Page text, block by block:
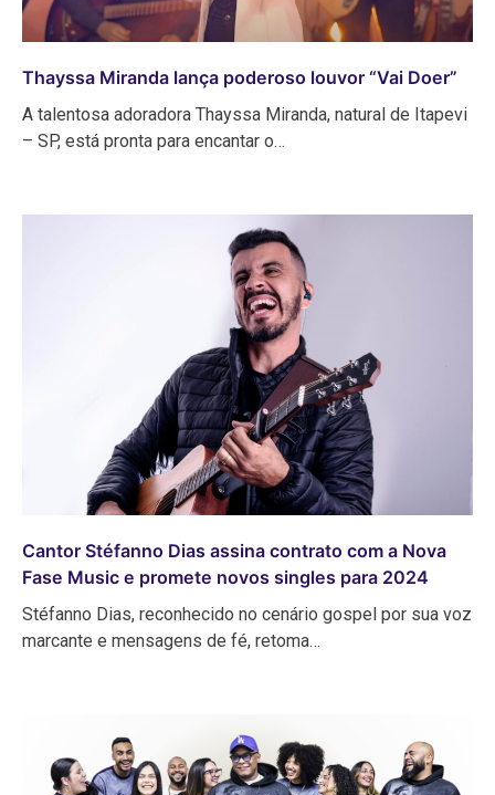
Thayssa Miranda lança poderoso louvor “Vai Doer”
A talentosa adoradora Thayssa Miranda, natural de Itapevi
– SP, está pronta para encantar o…
Cantor Stéfanno Dias assina contrato com a Nova
Fase Music e promete novos singles para 2024
Stéfanno Dias, reconhecido no cenário gospel por sua voz
marcante e mensagens de fé, retoma…